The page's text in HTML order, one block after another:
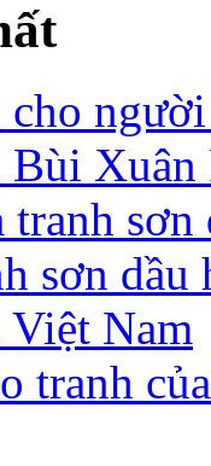
cho
Bùi Xuân
tranh sơn
sơn
Việt Nam
tranh